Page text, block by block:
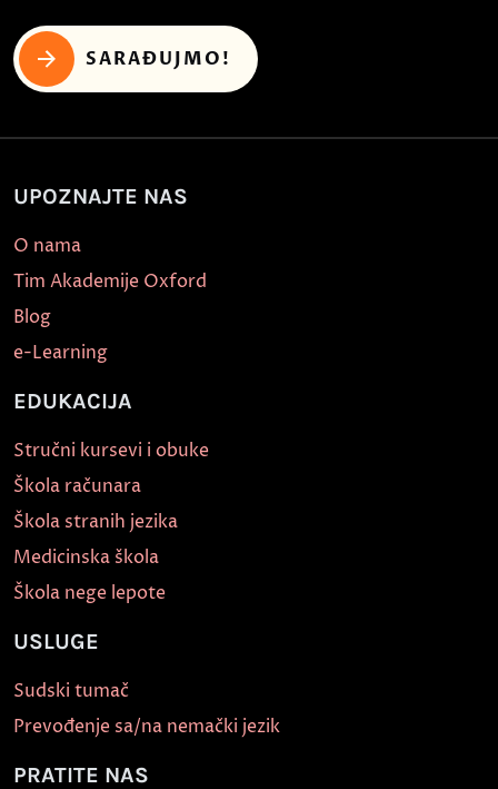
SARAĐUJMO!
UPOZNAJTE NAS
O nama
Tim Akademije Oxford
Blog
e-Learning
EDUKACIJA
Stručni kursevi i obuke
Škola računara
Škola stranih jezika
Medicinska škola
Škola nege lepote
USLUGE
Sudski tumač
Prevođenje sa/na nemački jezik
PRATITE NAS